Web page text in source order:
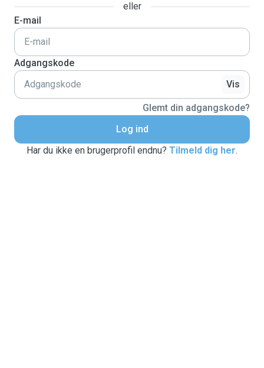
eller
E-mail
Adgangskode
Vis
Glemt din adgangskode?
Log ind
Har du ikke en brugerprofil endnu? Tilmeld dig her.